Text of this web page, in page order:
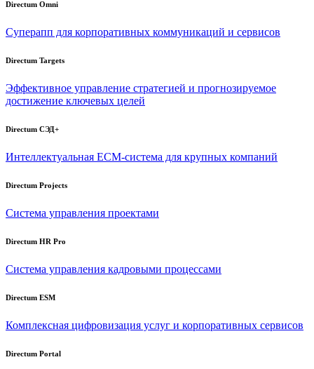
Directum Omni
Суперапп для корпоративных коммуникаций и сервисов
Directum Targets
Эффективное управление стратегией и прогнозируемое
достижение ключевых целей
Directum СЭД+
Интеллектуальная ECM-система для крупных компаний
Directum Projects
Система управления проектами
Directum HR Pro
Система управления кадровыми процессами
Directum ESM
Комплексная цифровизация услуг и корпоративных сервисов
Directum Portal